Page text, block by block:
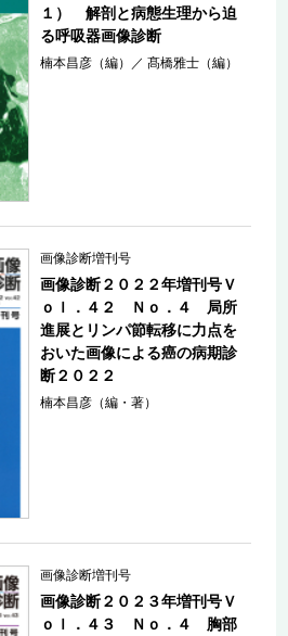
１） 解剖と病態生理から迫
る呼吸器画像診断
楠本昌彦（編） ／髙橋雅士（編）
画像診断増刊号
画像診断２０２２年増刊号Ｖ
ｏｌ．４２ Ｎｏ．４ 局所
進展とリンパ節転移に力点を
おいた画像による癌の病期診
断２０２２
楠本昌彦（編・著）
画像診断増刊号
画像診断２０２３年増刊号Ｖ
ｏｌ．４３ Ｎｏ．４ 胸部